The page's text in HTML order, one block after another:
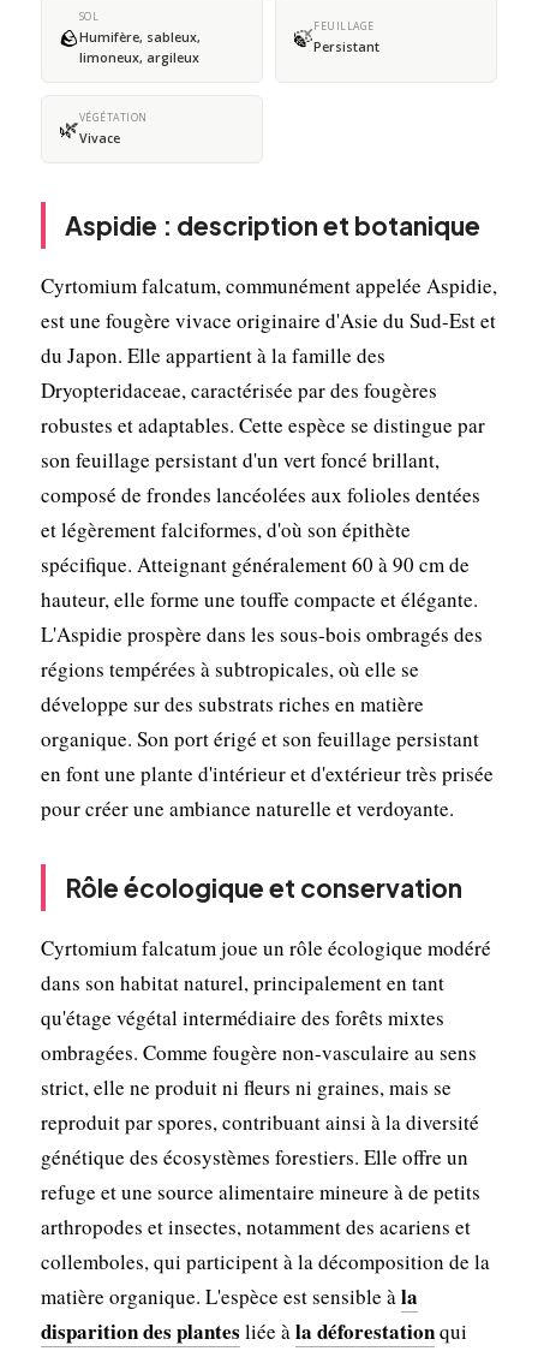
🪨
SOL
Humifère, sableux,
limoneux, argileux
🍃FEUILLAGE
Persistant
🌿VÉGÉTATION
Vivace
Aspidie : description et botanique
Cyrtomium falcatum, communément appelée Aspidie,
est une fougère vivace originaire d'Asie du Sud-Est et
du Japon. Elle appartient à la famille des
Dryopteridaceae, caractérisée par des fougères
robustes et adaptables. Cette espèce se distingue par
son feuillage persistant d'un vert foncé brillant,
composé de frondes lancéolées aux folioles dentées
et légèrement falciformes, d'où son épithète
spécifique. Atteignant généralement 60 à 90 cm de
hauteur, elle forme une touffe compacte et élégante.
L'Aspidie prospère dans les sous-bois ombragés des
régions tempérées à subtropicales, où elle se
développe sur des substrats riches en matière
organique. Son port érigé et son feuillage persistant
en font une plante d'intérieur et d'extérieur très prisée
pour créer une ambiance naturelle et verdoyante.
Rôle écologique et conservation
Cyrtomium falcatum joue un rôle écologique modéré
dans son habitat naturel, principalement en tant
qu'étage végétal intermédiaire des forêts mixtes
ombragées. Comme fougère non-vasculaire au sens
strict, elle ne produit ni fleurs ni graines, mais se
reproduit par spores, contribuant ainsi à la diversité
génétique des écosystèmes forestiers. Elle offre un
refuge et une source alimentaire mineure à de petits
arthropodes et insectes, notamment des acariens et
collemboles, qui participent à la décomposition de la
matière organique. L'espèce est sensible àla
disparition des plantes liée àla déforestationqui